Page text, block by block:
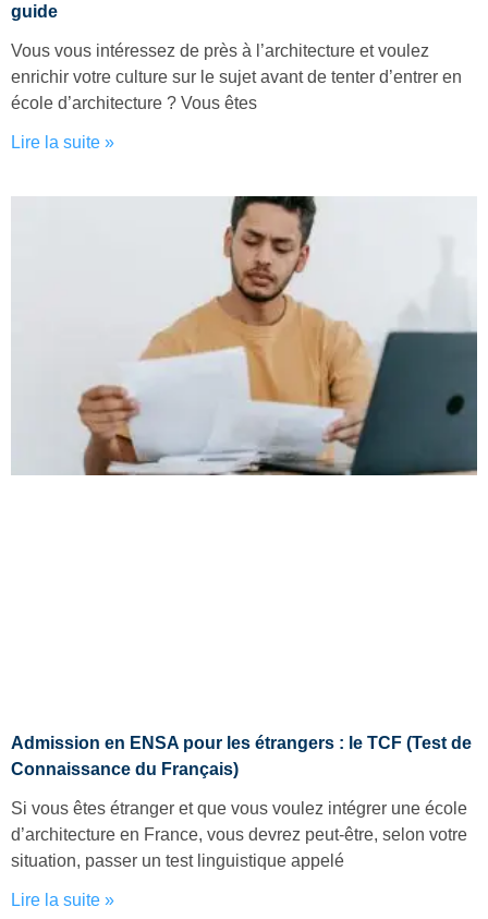
guide
Vous vous intéressez de près à l’architecture et voulez
enrichir votre culture sur le sujet avant de tenter d’entrer en
école d’architecture ? Vous êtes
Lire la suite »
Admission en ENSA pour les étrangers : le TCF (Test de
Connaissance du Français)
Si vous êtes étranger et que vous voulez intégrer une école
d’architecture en France, vous devrez peut-être, selon votre
situation, passer un test linguistique appelé
Lire la suite »